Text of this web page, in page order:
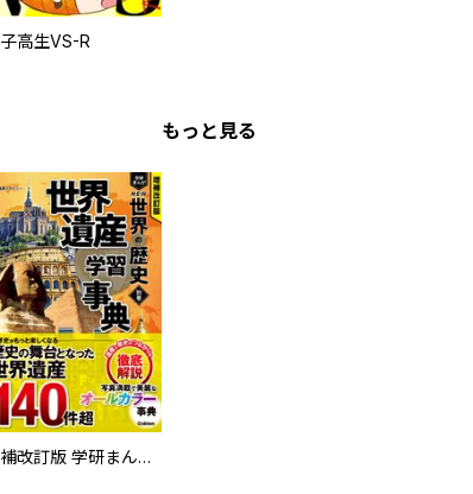
高生VS-R
もっと見る
増補改訂版 学研まんが NEW世界の歴史 別巻 世界遺産学習事典